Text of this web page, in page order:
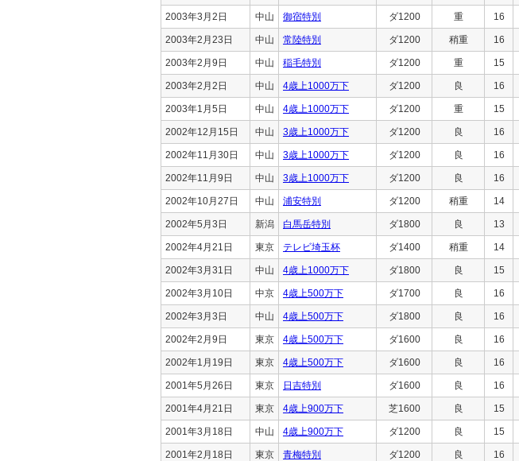
2003年3月2日 中山 御宿特別 ダ1200 重 16
2003年2月23日 中山 常陸特別 ダ1200 稍重 16
2003年2月9日 中山 稲毛特別 ダ1200 重 15
2003年2月2日 中山 4歳上1000万下 ダ1200 良 16
2003年1月5日 中山 4歳上1000万下 ダ1200 重 15
2002年12月15日 中山 3歳上1000万下 ダ1200 良 16
2002年11月30日 中山 3歳上1000万下 ダ1200 良 16
2002年11月9日 中山 3歳上1000万下 ダ1200 良 16
2002年10月27日 中山 浦安特別 ダ1200 稍重 14
2002年5月3日 新潟 白馬岳特別 ダ1800 良 13
2002年4月21日 東京 テレビ埼玉杯 ダ1400 稍重 14
2002年3月31日 中山 4歳上1000万下 ダ1800 良 15
2002年3月10日 中京 4歳上500万下 ダ1700 良 16
2002年3月3日 中山 4歳上500万下 ダ1800 良 16
2002年2月9日 東京 4歳上500万下 ダ1600 良 16
2002年1月19日 東京 4歳上500万下 ダ1600 良 16
2001年5月26日 東京 日吉特別 ダ1600 良 16
2001年4月21日 東京 4歳上900万下 芝1600 良 15
2001年3月18日 中山 4歳上900万下 ダ1200 良 15
2001年2月18日 東京 青梅特別 ダ1200 良 16